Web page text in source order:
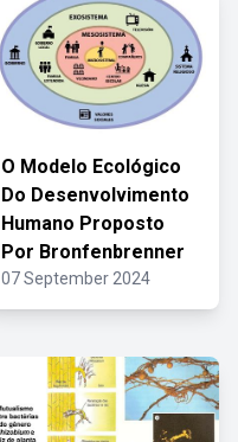
O Modelo Ecológico
Do Desenvolvimento
Humano Proposto
Por Bronfenbrenner
07 September 2024